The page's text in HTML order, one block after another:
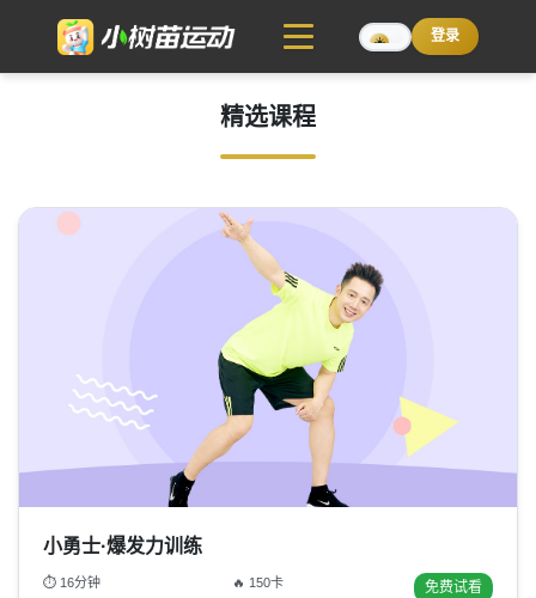
☀️ 登录
精选课程
小勇士·爆发力训练
⏱ 16分钟 🔥 150卡 免费试看